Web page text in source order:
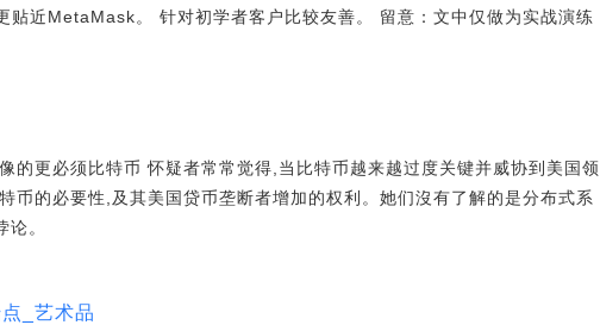
近MetaMask。 针对初学者客户比较友善。 留意：文中仅做为实战演练
的更必须比特币 怀疑者常常觉得,当比特币越来越过度关键并威协到美国领
币的必要性,及其美国贷币垄断者增加的权利。她们沒有了解的是分布式系
。
_艺术品